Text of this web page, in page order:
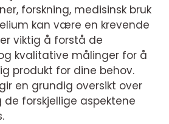
forskning, medisinsk bruk
kan være en krevende
viktig å forstå de
kvalitative målinger for å
produkt for dine behov.
en grundig oversikt over
de forskjellige aspektene